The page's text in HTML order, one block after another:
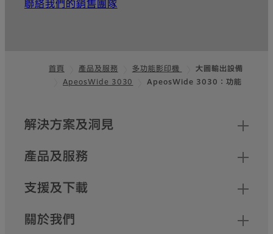
聯絡我們的銷售團隊
首頁 產品及服務 多功能影印機
大圖輸出設備
ApeosWide 3030
ApeosWide 3030：功能
網站地圖
解決方案及洞見
產品及服務
支援及下載
關於我們